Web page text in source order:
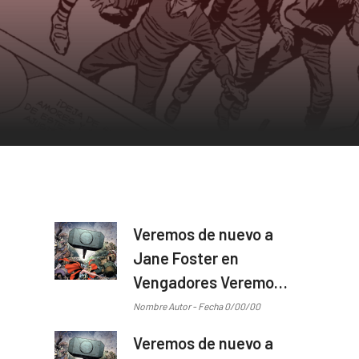
Veremos de nuevo a
Jane Foster en
Vengadores Veremos
de nuevo a Jane
...
Nombre Autor - Fecha 0/00/00
Veremos de nuevo a